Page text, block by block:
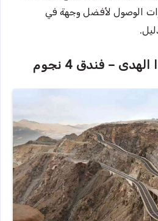
الوصول لأفضل وجهة في
– فندق 4 نجوم